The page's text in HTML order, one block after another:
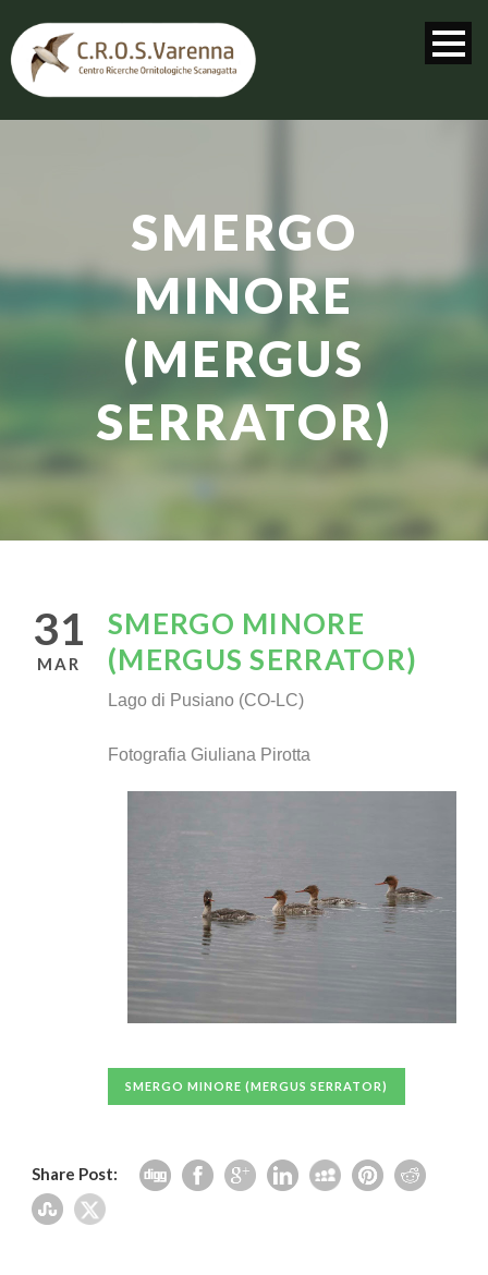
SMERGO
MINORE
(MERGUS
SERRATOR)
31
MAR
SMERGO MINORE
(MERGUS SERRATOR)
Lago di Pusiano (CO-LC)
Fotografia Giuliana Pirotta
SMERGO MINORE (MERGUS SERRATOR)
Share Post: